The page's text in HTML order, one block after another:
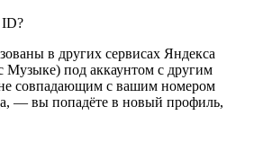
в других сервисах Яндекса
Музыке) под аккаунтом с другим
совпадающим с вашим номером
— вы попадёте в новый профиль,